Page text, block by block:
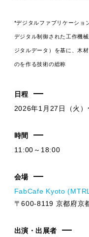
*デジタルファブリケーショ
デジタル制御された工作機
ジタルデータ）を基に、木
のを作る技術の総称
日程
2026年1月27日（火）
時間
11:00～18:00
会場
FabCafe Kyoto
〒600-8119 京都府京
出演・出展者